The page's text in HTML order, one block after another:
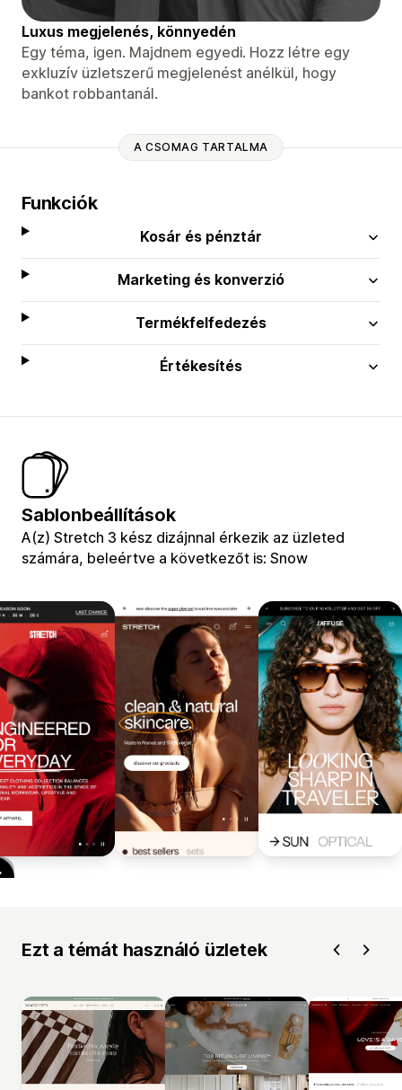
Luxus megjelenés, könnyedén
Egy téma, igen. Majdnem egyedi. Hozz létre egy
exkluzív üzletszerű megjelenést anélkül, hogy
bankot robbantanál.
A CSOMAG TARTALMA
Funkciók
Kosár és pénztár
Marketing és konverzió
Termékfelfedezés
Értékesítés
Sablonbeállítások
A(z) Stretch 3 kész dizájnnal érkezik az üzleted
számára, beleértve a következőt is: Snow
Ezt a témát használó üzletek